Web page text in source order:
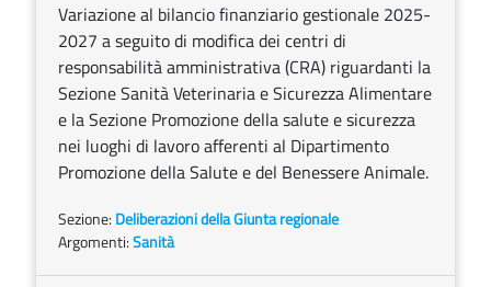
Variazione al bilancio finanziario gestionale 2025-
2027 a seguito di modifica dei centri di
responsabilità amministrativa (CRA) riguardanti la
Sezione Sanità Veterinaria e Sicurezza Alimentare
e la Sezione Promozione della salute e sicurezza
nei luoghi di lavoro afferenti al Dipartimento
Promozione della Salute e del Benessere Animale.
Sezione: Deliberazioni della Giunta regionale
Argomenti:Sanità